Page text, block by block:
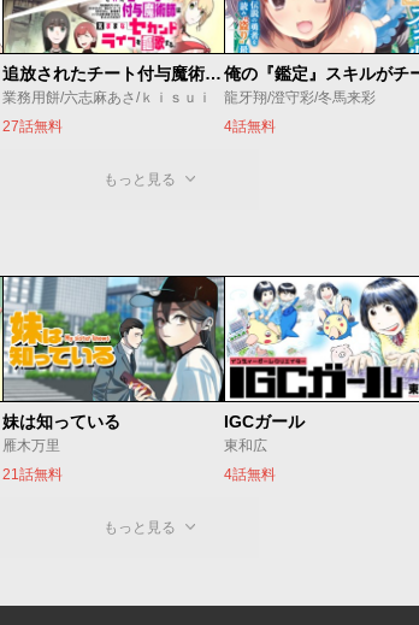
追放されたチート付与魔術師は気ままなセカンドライフを謳歌する。 ～俺は武器だけじゃなく、あらゆるものに『強化ポイント』を付与できるし、俺の意思でいつでも効果を解除できるけど、残った人たち大丈夫？～
業務用餅/六志麻あさ/ｋｉｓｕｉ
27話無料
龍牙翔/澄守彩/冬馬来彩
4話無料
もっと見る
妹は知っている
雁木万里
21話無料
IGCガール
東和広
4話無料
もっと見る